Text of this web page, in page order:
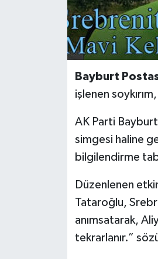
Bayburt
işlenen
AK Parti Bayburt
simgesi haline
bilgilendirme
Düzenlenen
Tataroğlu,
anımsatarak,
tekrarlanır.”